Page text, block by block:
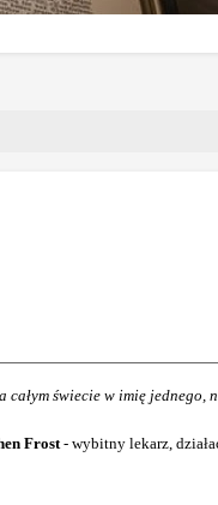
świecie w imię
Frost- wybitny lekarz,